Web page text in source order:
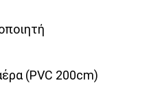
(PVC 200cm)